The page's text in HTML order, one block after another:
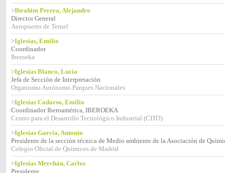
>Ibrahim Perera, Alejandro
Director General
Aeropuerto de Teruel
>Iglesias, Emilio
Coordinador
Iberoeka
>Iglesias Blanco, Lucía
Jefa de Sección de Interpretación
Organismo Autónomo Parques Nacionales
>Iglesias Cadarso, Emilio
Coordinador Iberoamérica, IBEROEKA
Centro para el Desarrollo Tecnológico Industrial (CDTI)
>Iglesias García, Antonio
Presidente de la sección técnica de Medio ambiente de la Asociación de
Colegio Oficial de Químicos de Madrid
>Iglesias Merchán, Carlos
Presidente